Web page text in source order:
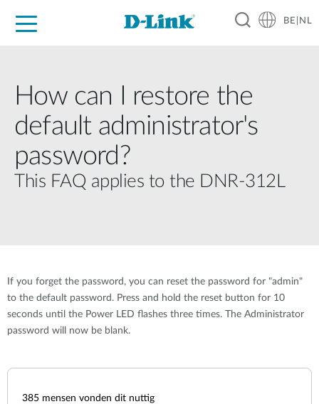
BE|NL
How can I restore the
default administrator's
password?
This FAQ applies to the DNR-312L
If you forget the password, you can reset the password for "admin"
to the default password. Press and hold the reset button for 10
seconds until the Power LED flashes three times. The Administrator
password will now be blank.
385 mensen vonden dit nuttig